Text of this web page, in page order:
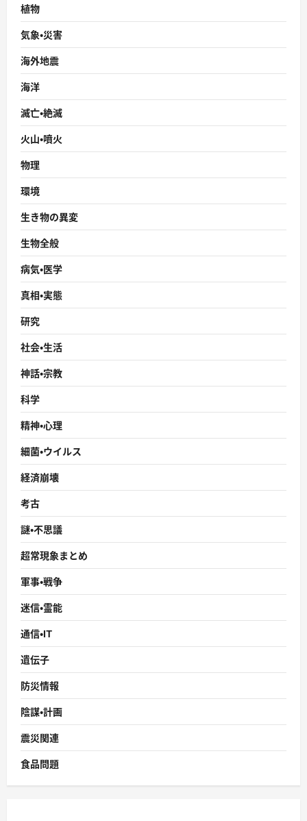
植物
気象・災害
海外地震
海洋
滅亡・絶滅
火山・噴火
物理
環境
生き物の異変
生物全般
病気・医学
真相・実態
研究
社会・生活
神話・宗教
科学
精神・心理
細菌・ウイルス
経済崩壊
考古
謎・不思議
超常現象まとめ
軍事・戦争
迷信・霊能
通信・IT
遺伝子
防災情報
陰謀・計画
震災関連
食品問題